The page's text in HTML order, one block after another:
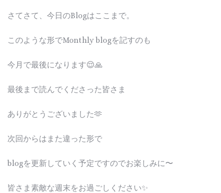
さてさて、今日のBlogはここまで。
このような形でMonthly blogを記すのも
今月で最後になります😌🙏
最後まで読んでくださった皆さま
ありがとうございました🫶
次回からはまた違った形で
blogを更新していく予定ですのでお楽しみに〜
皆さま素敵な週末をお過ごしください✨